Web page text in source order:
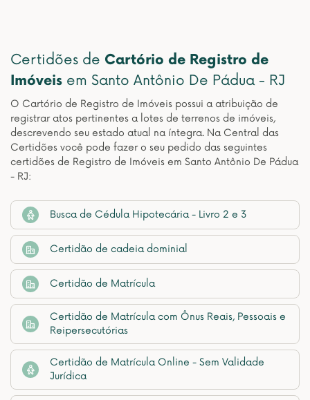
Certidões de Cartório de Registro de
Imóveis em Santo Antônio De Pádua - RJ
O Cartório de Registro de Imóveis possui a atribuição de
registrar atos pertinentes a lotes de terrenos de imóveis,
descrevendo seu estado atual na íntegra. Na Central das
Certidões você pode fazer o seu pedido das seguintes
certidões de Registro de Imóveis em Santo Antônio De Pádua
- RJ:
Busca de Cédula Hipotecária - Livro 2 e 3
Certidão de cadeia dominial
Certidão de Matrícula
Certidão de Matrícula com Ônus Reais, Pessoais e
Reipersecutórias
Certidão de Matrícula Online - Sem Validade
Jurídica